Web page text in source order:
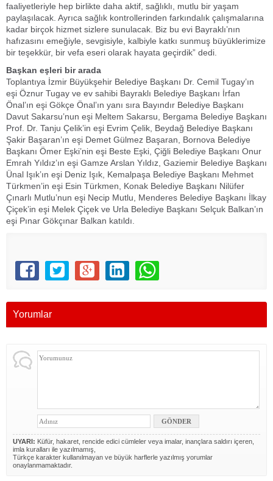
faaliyetleriyle hep birlikte daha aktif, sağlıklı, mutlu bir yaşam
paylaşılacak. Ayrıca sağlık kontrollerinden farkındalık çalışmalarına
kadar birçok hizmet sizlere sunulacak. Biz bu evi Bayraklı’nın
hafızasını emeğiyle, sevgisiyle, kalbiyle katkı sunmuş büyüklerimize
bir teşekkür, bir vefa eseri olarak hayata geçirdik” dedi.
Başkan eşleri bir arada
Toplantıya İzmir Büyükşehir Belediye Başkanı Dr. Cemil Tugay’ın
eşi Öznur Tugay ve ev sahibi Bayraklı Belediye Başkanı İrfan
Önal’ın eşi Gökçe Önal’ın yanı sıra Bayındır Belediye Başkanı
Davut Sakarsu’nun eşi Meltem Sakarsu, Bergama Belediye Başkanı
Prof. Dr. Tanju Çelik’in eşi Evrim Çelik, Beydağ Belediye Başkanı
Şakir Başaran’ın eşi Demet Gülmez Başaran, Bornova Belediye
Başkanı Ömer Eşki’nin eşi Beste Eşki, Çiğli Belediye Başkanı Onur
Emrah Yıldız’ın eşi Gamze Arslan Yıldız, Gaziemir Belediye Başkanı
Ünal Işık’ın eşi Deniz Işık, Kemalpaşa Belediye Başkanı Mehmet
Türkmen’in eşi Esin Türkmen, Konak Belediye Başkanı Nilüfer
Çınarlı Mutlu’nun eşi Necip Mutlu, Menderes Belediye Başkanı İlkay
Çiçek’in eşi Melek Çiçek ve Urla Belediye Başkanı Selçuk Balkan’ın
eşi Pınar Gökçınar Balkan katıldı.
Yorumlar
UYARI: Küfür, hakaret, rencide edici cümleler veya imalar, inançlara saldırı içeren,
imla kuralları ile yazılmamış,
Türkçe karakter kullanılmayan ve büyük harflerle yazılmış yorumlar
onaylanmamaktadır.